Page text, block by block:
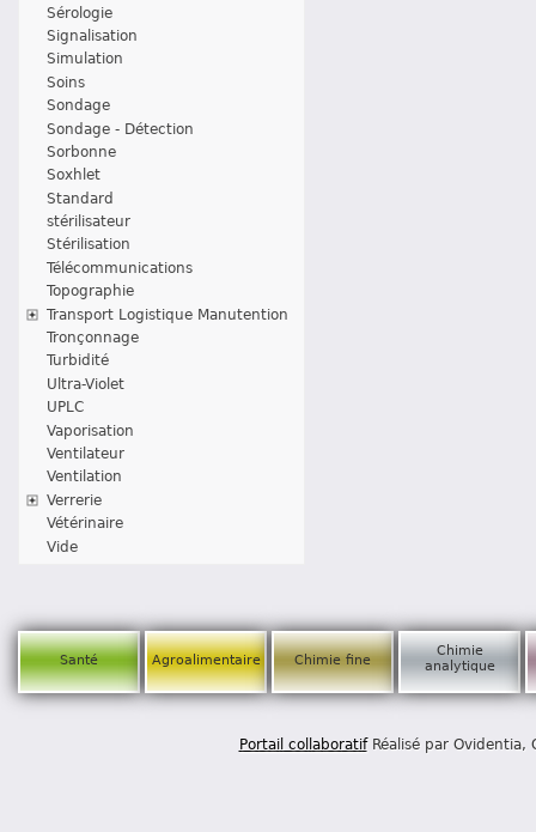
Sérologie
Signalisation
Simulation
Soins
Sondage
Sondage - Détection
Sorbonne
Soxhlet
Standard
stérilisateur
Stérilisation
Télécommunications
Topographie
Transport Logistique Manutention
Tronçonnage
Turbidité
Ultra-Violet
UPLC
Vaporisation
Ventilateur
Ventilation
Verrerie
Vétérinaire
Vide
Santé Agroalimentaire Chimie fine
Chimie
analytique
Portail collaboratifRéalisé par Ovidentia,